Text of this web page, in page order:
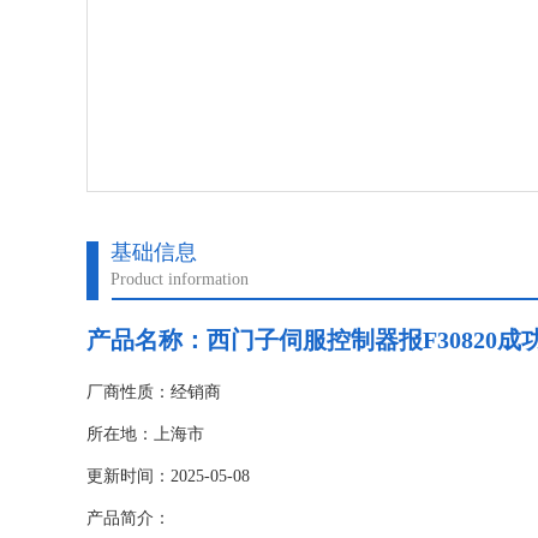
基础信息
Product information
产品名称： 西门子伺服控制器报F30820成
厂商性质：经销商
所在地：上海市
更新时间：2025-05-08
产品简介：